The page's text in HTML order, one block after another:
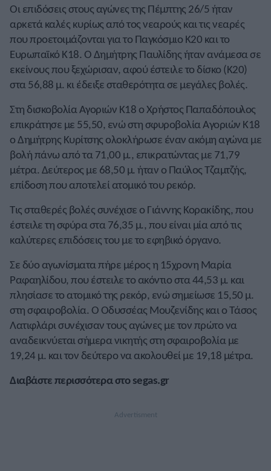
Οι επιδόσεις στους αγώνες της Πέμπτης 26/5 ήταν
αρκετά καλές κυρίως από τος νεαρούς και τις νεαρές
που προετοιμάζονται για το Παγκόσμιο Κ20 και το
Ευρωπαϊκό Κ18. Ο Δημήτρης Παυλίδης ήταν ανάμεσα σε
εκείνους που ξεχώρισαν, αφού έστειλε το δίσκο (Κ20)
στα 56,88 μ. κι έδειξε σταθερότητα σε μεγάλες βολές.
Στη δισκοβολία Αγοριών Κ18 ο Χρήστος Παπαδόπουλος
επικράτησε με 55,50, ενώ στη σφυροβολία Αγοριών Κ18
ο Δημήτρης Κυρίτσης ολοκλήρωσε έναν ακόμη αγώνα με
βολή πάνω από τα 71,00 μ., επικρατώντας με 71,79
μέτρα. Δεύτερος με 68,50 μ. ήταν ο Παύλος Τζαμτζής,
επίδοση που αποτελεί ατομικό του ρεκόρ.
Τις σταθερές βολές συνέχισε ο Γιάννης Κορακίδης, που
έστειλε τη σφύρα στα 76,35 μ., που είναι μία από τις
καλύτερες επιδόσεις του με το εφηβικό όργανο.
Σε δύο αγωνίσματα πήρε μέρος η 15χρονη Μαρία
Ραφαηλίδου, που έστειλε το ακόντιο στα 44,53 μ. και
πλησίασε το ατομικό της ρεκόρ, ενώ σημείωσε 15,50 μ.
στη σφαιροβολία. Ο Οδυσσέας Μουζενίδης και ο Τάσος
Λατιφλάρι συνέχισαν τους αγώνες με τον πρώτο να
αναδεικνύεται σήμερα νικητής στη σφαιροβολία με
19,24 μ. και τον δεύτερο να ακολουθεί με 19,18 μέτρα.
Διαβάστε περισσότερα στο segas.gr